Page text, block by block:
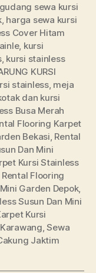
gudang sewa kursi
, harga sewa kursi
Cover Hitam
, kursi
, kursi stainless
KURSI
stainless, meja
dan kursi
Busa Merah
Flooring Karpet
Bekasi, Rental
Dan Mini
Kursi Stainless
Rental Flooring
Garden Depok,
Susun Dan Mini
Kursi
,Sewa
Jaktim